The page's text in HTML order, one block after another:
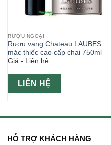
RƯỢU NGOẠI
Rượu vang Chateau LAUBES
mác thiếc cao cấp chai 750ml
Giá - Liên hệ
LIÊN HỆ
HỖ TRỢ KHÁCH HÀNG